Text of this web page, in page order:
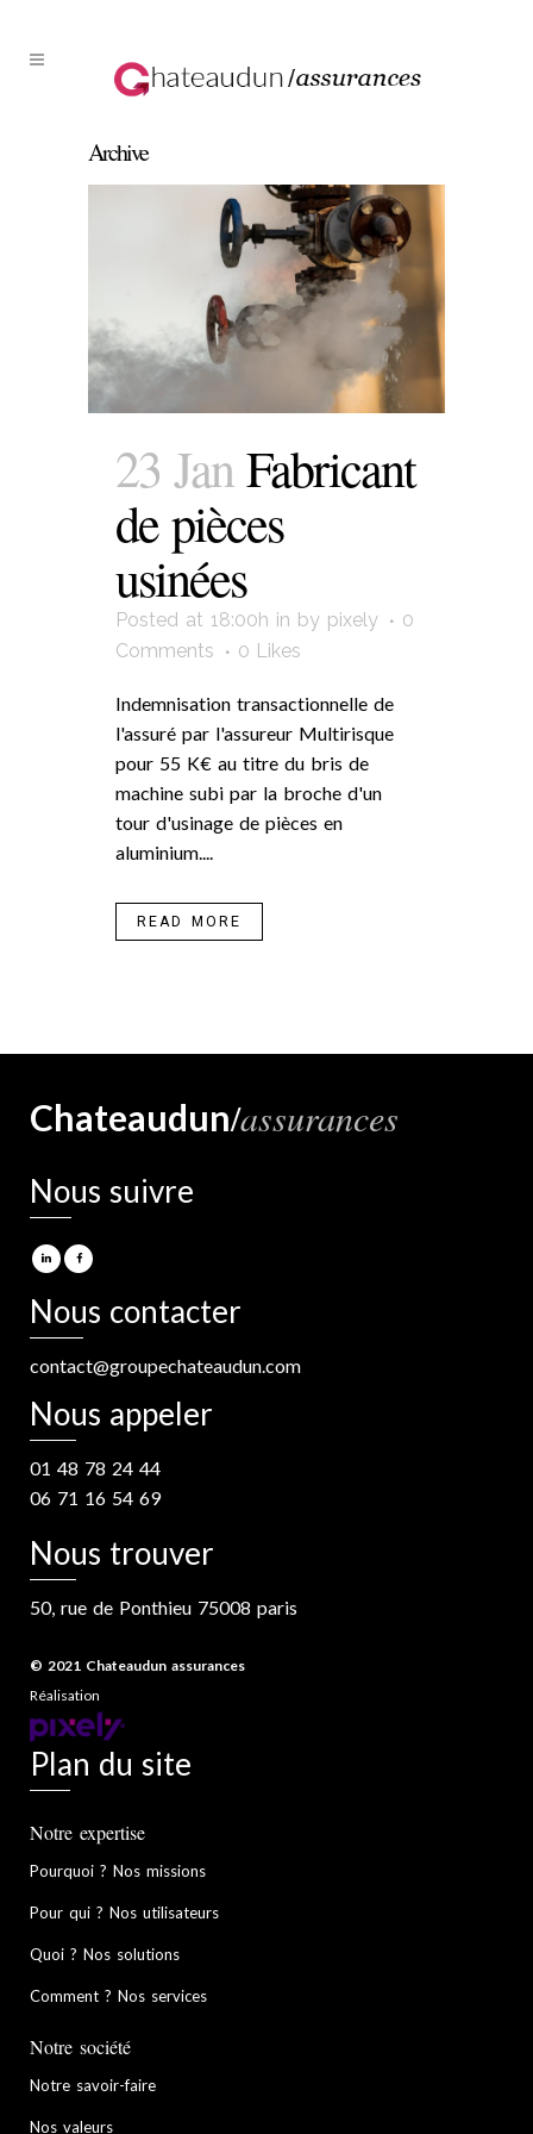
Archive
23 JanFabricant
de pièces
usinées
Posted at 18:00h in by pixely
0
Comments
0 Likes
Indemnisation transactionnelle de
l'assuré par l'assureur Multirisque
pour 55 K€ au titre du bris de
machine subi par la broche d'un
tour d'usinage de pièces en
aluminium....
READ MORE
Chateaudun/assurances
Nous suivre
Nous contacter
contact@groupechateaudun.com
Nous appeler
01 48 78 24 44
06 71 16 54 69
Nous trouver
50, rue de Ponthieu 75008 paris
© 2021 Chateaudun assurances
Réalisation
Plan du site
Notre expertise
Pourquoi ? Nos missions
Pour qui ? Nos utilisateurs
Quoi ? Nos solutions
Comment ? Nos services
Notre société
Notre savoir-faire
Nos valeurs